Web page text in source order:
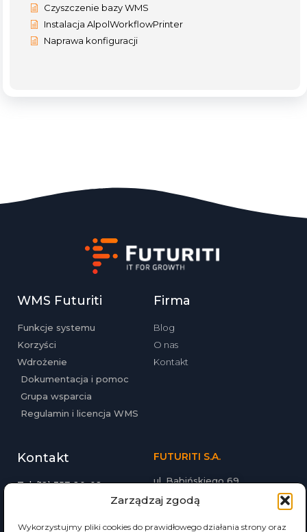
Zarządzaj zgodą
Wykorzystujmy pliki cookies do prawidłowego działania strony oraz
Czyszczenie bazy WMS
Instalacja AlpolWorkflowPrinter
Naprawa konfiguracji
WMS Futuriti
Funkcje systemu
Korzyści
Wdrożenie
Dokumentacja i pomoc
Grupa wsparcia
Regulamin i licencja WMS
Firma
Blog
O nas
Kontakt
Kontakt
Tel. (12) 357-20-02
Email: biuro@futuriti.pl
FUTURITI S.A.
ul. Babińskiego 69
futuriti.pl